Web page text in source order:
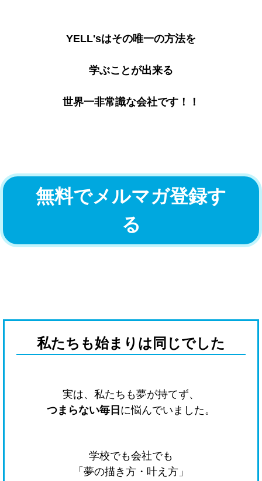
YELL'sはその唯一の方法を
学ぶことが出来る
世界一非常識な会社です！！
無料でメルマガ登録す
る
私たちも始まりは同じでした
実は、私たちも夢が持てず、
つまらない毎日 に悩んでいました。
学校でも会社でも
「夢の描き方・叶え方」